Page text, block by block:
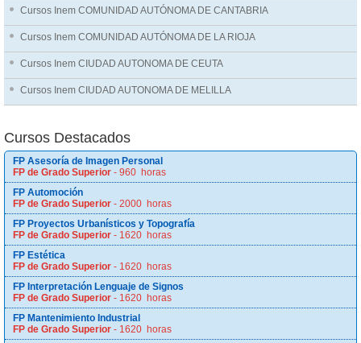
Cursos Inem COMUNIDAD AUTÓNOMA DE CANTABRIA
Cursos Inem COMUNIDAD AUTÓNOMA DE LA RIOJA
Cursos Inem CIUDAD AUTONOMA DE CEUTA
Cursos Inem CIUDAD AUTONOMA DE MELILLA
Cursos Destacados
FP Asesoría de Imagen Personal
FP de Grado Superior - 960 horas
FP Automoción
FP de Grado Superior - 2000 horas
FP Proyectos Urbanísticos y Topografía
FP de Grado Superior - 1620 horas
FP Estética
FP de Grado Superior - 1620 horas
FP Interpretación Lenguaje de Signos
FP de Grado Superior - 1620 horas
FP Mantenimiento Industrial
FP de Grado Superior - 1620 horas